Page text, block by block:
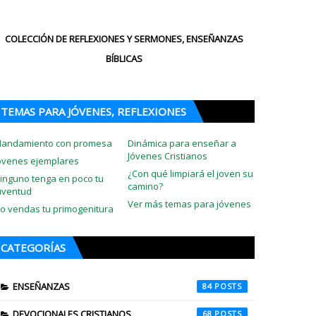
COLECCIÓN DE REFLEXIONES Y SERMONES, ENSEÑANZAS
BÍBLICAS
TEMAS PARA JÓVENES, REFLEXIONES
con promesa
Dinámica para enseñar a
Jóvenes Cristianos
ejemplares
¿Con qué limpiará el joven su
camino?
tenga en poco tu
Ver más temas para jóvenes
vendas tu primogenitura
CATEGORÍAS
ENSEÑANZAS 84
68